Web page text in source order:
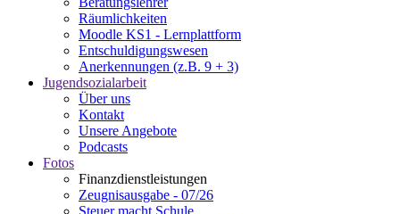
Räumlichkeiten
Moodle KS1 - Lernplattform
Entschuldigungswesen
Anerkennungen (z.B. 9 + 3)
Jugendsozialarbeit
Über uns
Kontakt
Unsere Angebote
Podcasts
Fotos
Finanzdienstleistungen
Zeugnisausgabe - 07/26
Steuer macht Schule